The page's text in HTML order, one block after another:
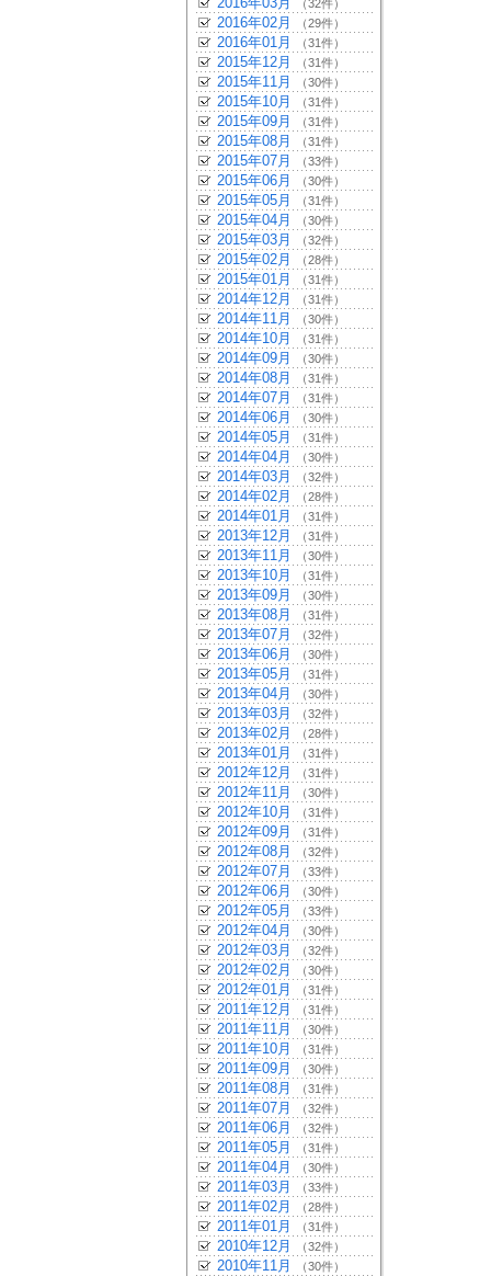
（32件）
2016年02月 （29件）
2016年01月 （31件）
2015年12月 （31件）
2015年11月 （30件）
2015年10月 （31件）
2015年09月 （31件）
2015年08月 （31件）
2015年07月 （33件）
2015年06月 （30件）
2015年05月 （31件）
2015年04月 （30件）
2015年03月 （32件）
2015年02月 （28件）
2015年01月 （31件）
2014年12月 （31件）
2014年11月 （30件）
2014年10月 （31件）
2014年09月 （30件）
2014年08月 （31件）
2014年07月 （31件）
2014年06月 （30件）
2014年05月 （31件）
2014年04月 （30件）
2014年03月 （32件）
2014年02月 （28件）
2014年01月 （31件）
2013年12月 （31件）
2013年11月 （30件）
2013年10月 （31件）
2013年09月 （30件）
2013年08月 （31件）
2013年07月 （32件）
2013年06月 （30件）
2013年05月 （31件）
2013年04月 （30件）
2013年03月 （32件）
2013年02月 （28件）
2013年01月 （31件）
2012年12月 （31件）
2012年11月 （30件）
2012年10月 （31件）
2012年09月 （31件）
2012年08月 （32件）
2012年07月 （33件）
2012年06月 （30件）
2012年05月 （33件）
2012年04月 （30件）
2012年03月 （32件）
2012年02月 （30件）
2012年01月 （31件）
2011年12月 （31件）
2011年11月 （30件）
2011年10月 （31件）
2011年09月 （30件）
2011年08月 （31件）
2011年07月 （32件）
2011年06月 （32件）
2011年05月 （31件）
2011年04月 （30件）
2011年03月 （33件）
2011年02月 （28件）
2011年01月 （31件）
2010年12月 （32件）
2010年11月 （30件）